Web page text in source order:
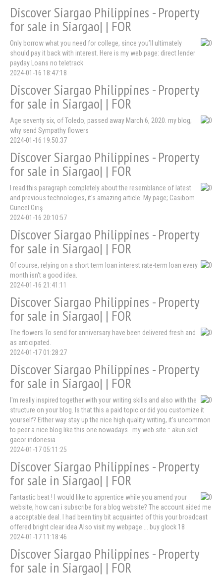
Discover Siargao Philippines - Property
for sale in Siargao| | FOR
Only borrow what you need for college, since you’ll ultimately
should pay it back with interest. Here is my web page: direct lender
payday Loans no teletrack
2024-01-16 18:47:18
Discover Siargao Philippines - Property
for sale in Siargao| | FOR
Age seventy six, of Toledo, passed away March 6, 2020. my blog;
why send Sympathy flowers
2024-01-16 19:50:37
Discover Siargao Philippines - Property
for sale in Siargao| | FOR
I read this paragraph completely about the resemblance of latest
and previous technologies, it's amazing article. My page; Casibom
Güncel Giriş
2024-01-16 20:10:57
Discover Siargao Philippines - Property
for sale in Siargao| | FOR
Of course, relying on a short term loan interest rate-term loan every
month isn't a good idea.
2024-01-16 21:41:11
Discover Siargao Philippines - Property
for sale in Siargao| | FOR
The flowers To send for anniversary have been delivered fresh and
as anticipated.
2024-01-17 01:28:27
Discover Siargao Philippines - Property
for sale in Siargao| | FOR
I'm really inspired together with your writing skills and also with the
structure on your blog. Is that this a paid topic or did you customize it
yourself? Either way stay up the nice high quality writing, it's uncommon
to peer a nice blog like this one nowadays.. my web site :: akun slot
gacor indonesia
2024-01-17 05:11:25
Discover Siargao Philippines - Property
for sale in Siargao| | FOR
Fantastic beat ! I would like to apprentice while you amend your
website, how can i subscribe for a blog website? The account aided me
a acceptable deal. I had been tiny bit acquainted of this your broadcast
offered bright clear idea Also visit my webpage ... buy glock 18
2024-01-17 11:18:46
Discover Siargao Philippines - Property
for sale in Siargao| | FOR